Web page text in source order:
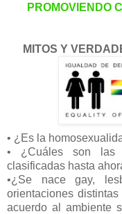
PROMOVIENDO
MITOS Y
• ¿Es la
• ¿Cuáles son las
clasificadas hasta
•¿Se nace gay,
orientaciones
acuerdo al ambiente